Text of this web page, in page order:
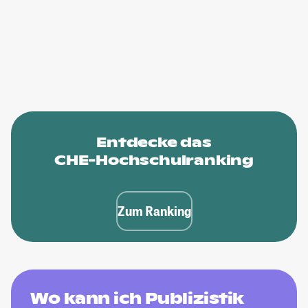
Entdecke das
CHE-Hochschulranking
Zum Ranking
Wo kann ich Publizistik